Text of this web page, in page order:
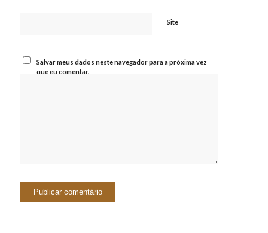
Site
Salvar meus dados neste navegador para a próxima vez
que eu comentar.